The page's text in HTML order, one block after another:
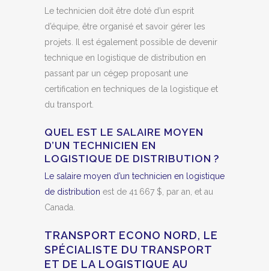
Le technicien doit être doté d’un esprit
d’équipe, être organisé et savoir gérer les
projets. Il est également possible de devenir
technique en logistique de distribution en
passant par un cégep proposant une
certification en techniques de la logistique et
du transport.
QUEL EST LE SALAIRE MOYEN
D’UN TECHNICIEN EN
LOGISTIQUE DE DISTRIBUTION ?
Le salaire moyen d’un technicien en logistique
de distribution est de 41 667 $, par an, et au
Canada.
TRANSPORT ECONO NORD, LE
SPÉCIALISTE DU TRANSPORT
ET DE LA LOGISTIQUE AU